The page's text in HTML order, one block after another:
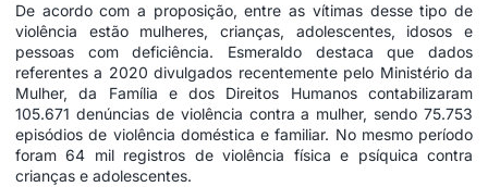
De acordo com a proposição, entre as vítimas desse tipo de
violência estão mulheres, crianças, adolescentes, idosos e
pessoas com deficiência. Esmeraldo destaca que dados
referentes a 2020 divulgados recentemente pelo Ministério da
Mulher, da Família e dos Direitos Humanos contabilizaram
105.671 denúncias de violência contra a mulher, sendo 75.753
episódios de violência doméstica e familiar. No mesmo período
foram 64 mil registros de violência física e psíquica contra
crianças e adolescentes.